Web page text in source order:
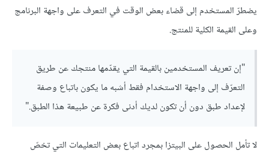
يضطرّ المستخدم إلى قضاء بعض الوقت في التعرف على واجهة البرنامج
وعلى القيمة الكلية للمنتج.
"إن تعريف المستخدمين بالقيمة التي يقدّمها منتجك عن طريق
التعرّف إلى واجهة الاستخدام فقط أشبه ما يكون باتباع وصفة
لإعداد طبق دون أن تكون لديك أدنى فكرة عن طبيعة هذا الطبق."
لا تأمل الحصول على البيتزا بمجرد اتباع بعض التعليمات التي تخصّ